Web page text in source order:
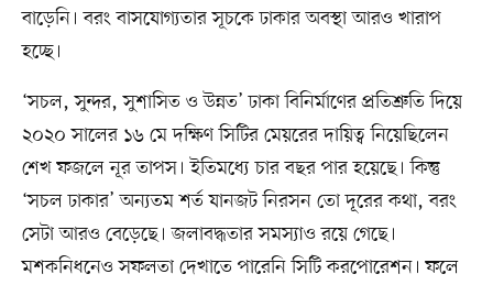
বাড়েনি। বরং বাসযোগ্যতার সূচকে ঢাকার অবস্থা আরও খারাপ
হচ্ছে।
‘সচল, সুন্দর, সুশাসিত ও উন্নত’ ঢাকা বিনির্মাণের প্রতিশ্রুতি দিয়ে
২০২০ সালের ১৬ মে দক্ষিণ সিটির মেয়রের দায়িত্ব নিয়েছিলেন
শেখ ফজলে নূর তাপস। ইতিমধ্যে চার বছর পার হয়েছে। কিন্তু
‘সচল ঢাকার’ অন্যতম শর্ত যানজট নিরসন তো দূরের কথা, বরং
সেটা আরও বেড়েছে। জলাবদ্ধতার সমস্যাও রয়ে গেছে।
মশকনিধনেও সফলতা দেখাতে পারেনি সিটি করপোরেশন। ফলে